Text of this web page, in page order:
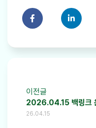
페이스북에 공유하기
링크드
이전글
2026.04.15 백링크
26.04.15